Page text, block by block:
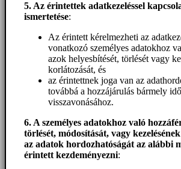
5. Az érintettek adatkezeléssel
ismertetése:
Az érintett kérelmezheti az
vonatkozó személyes adatokhoz
azok helyesbítését, törlését vagy
korlátozását, és
az érintettnek joga van az
továbbá a hozzájárulás bármely
visszavonásához.
6. A személyes adatokhoz való
törlését, módosítását, vagy
az adatok hordozhatóságát az alábbi
érintett kezdeményezni: